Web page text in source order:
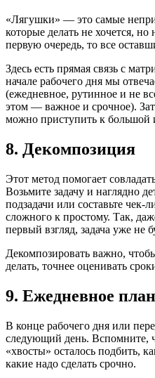
«Лягушки» — это самые
которые делать не хочется,
первую очередь, то все
Здесь есть прямая связь с
начале рабочего дня мы
(ежедневное, рутинное и не
этом — важное и срочное).
можно приступить к большой
8. Декомпозиция
Этот метод помогает
Возьмите задачу и наглядно
подзадачи или составьте
сложного к простому. Так,
первый взгляд, задача уже не
Декомпозировать важно,
делать, точнее оценивать
9. Ежедневное
В конце рабочего дня или
следующий день. Вспомните,
«хвосты» осталось подбить,
какие надо сделать срочно.